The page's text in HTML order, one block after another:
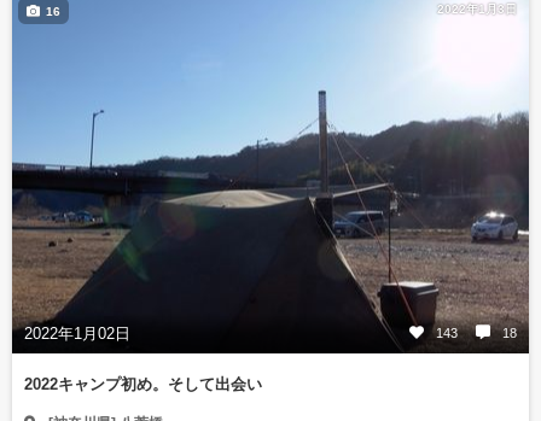
2022年1月3日
2022年1月02日 143 18
16
2022キャンプ初め。そして出会い